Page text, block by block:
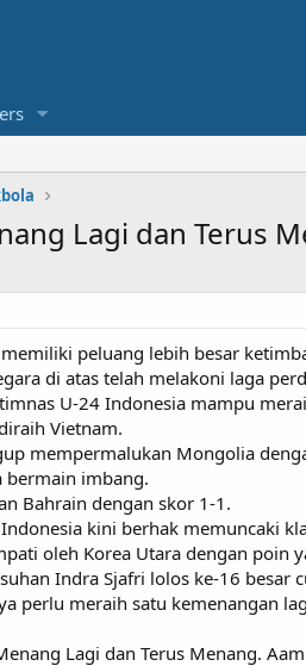
Lagi dan Terus
peluang lebih besar
di atas telah melakoni laga
U-24 Indonesia mampu
Vietnam.
mempermalukan Mongolia
bermain imbang.
Bahrain dengan skor 1-1.
kini berhak memuncaki
oleh Korea Utara dengan poin
Indra Sjafri lolos ke-16 besar
perlu meraih satu kemenangan
Lagi dan Terus Menang.